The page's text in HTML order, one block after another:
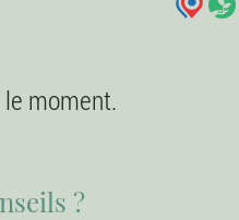
moment.
?